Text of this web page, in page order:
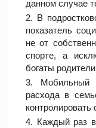
данном случае
В
показатель
не от
спорте, а
богаты
Мобильный
расхода в
контролировать
Каждый раз